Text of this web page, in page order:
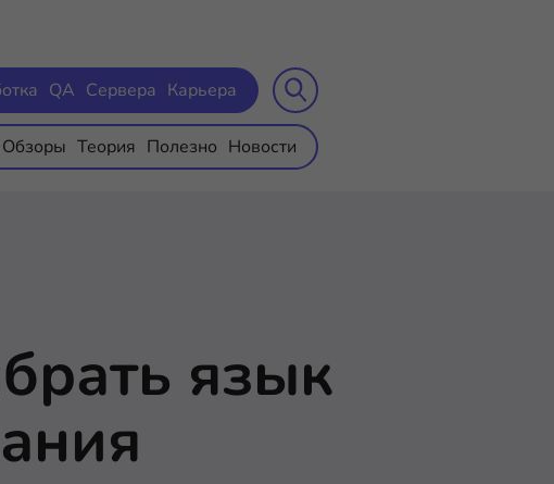
QA Сервера Карьера
Обзоры Теория Полезно Новости
язык